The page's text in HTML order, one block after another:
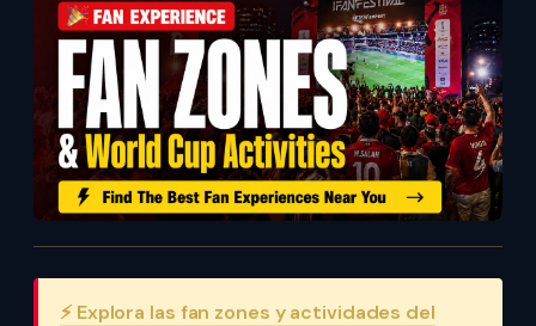
⚡ Explora las fan zones y actividades del